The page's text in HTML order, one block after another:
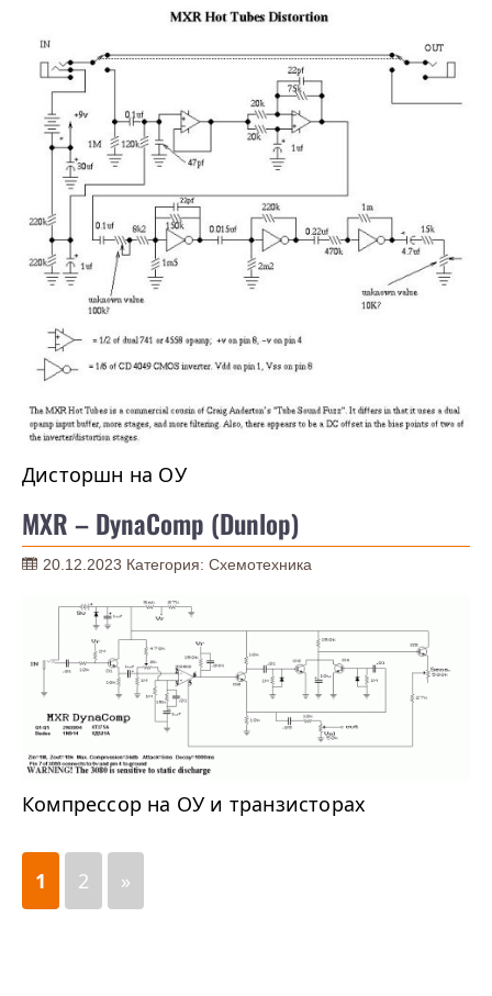
Дисторшн на ОУ
MXR – DynaComp (Dunlop)
20.12.2023 Категория: Схемотехника
Компрессор на ОУ и транзисторах
1 2 »